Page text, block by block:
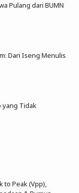
Pulang dari BUMN
Dari Iseng Menulis
yang Tidak
to Peak (Vpp),